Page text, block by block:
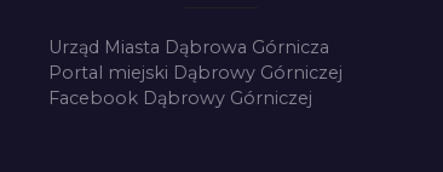
Urząd Miasta Dąbrowa Górnicza
Portal miejski Dąbrowy Górniczej
Facebook Dąbrowy Górniczej